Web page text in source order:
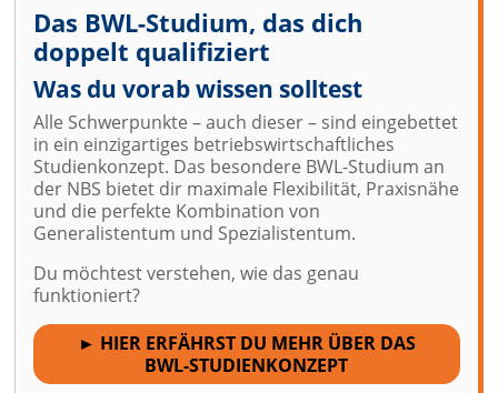
Das BWL-Studium, das dich
doppelt qualifiziert
Was du vorab wissen solltest
Alle Schwerpunkte – auch dieser – sind eingebettet
in ein einzigartiges betriebswirtschaftliches
Studienkonzept. Das besondere BWL-Studium an
der NBS bietet dir maximale Flexibilität, Praxisnähe
und die perfekte Kombination von
Generalistentum und Spezialistentum.
Du möchtest verstehen, wie das genau
funktioniert?
► HIER ERFÄHRST DU MEHR ÜBER DAS
BWL-STUDIENKONZEPT